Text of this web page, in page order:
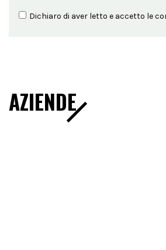
Dichiaro di aver letto e accetto le
AZIENDE